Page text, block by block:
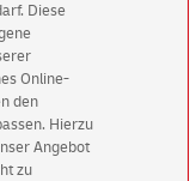
und
Diese
Online-
den
Hierzu
Angebot
zu